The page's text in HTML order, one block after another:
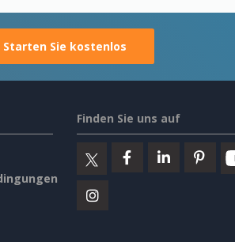
Starten Sie kostenlos
Finden Sie uns auf